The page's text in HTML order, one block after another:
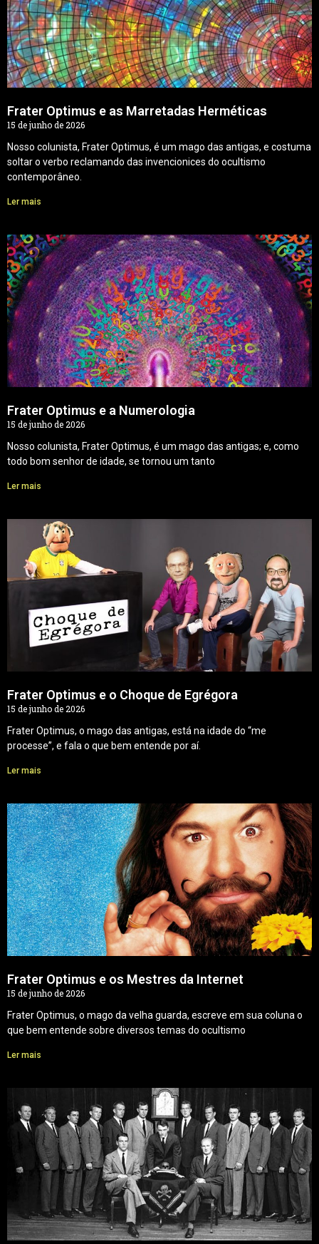
Frater Optimus e as Marretadas Herméticas
15 de junho de 2026
Nosso colunista, Frater Optimus, é um mago das antigas, e costuma
soltar o verbo reclamando das invencionices do ocultismo
contemporâneo.
Ler mais
Frater Optimus e a Numerologia
15 de junho de 2026
Nosso colunista, Frater Optimus, é um mago das antigas; e, como
todo bom senhor de idade, se tornou um tanto
Ler mais
Frater Optimus e o Choque de Egrégora
15 de junho de 2026
Frater Optimus, o mago das antigas, está na idade do “me
processe”, e fala o que bem entende por aí.
Ler mais
Frater Optimus e os Mestres da Internet
15 de junho de 2026
Frater Optimus, o mago da velha guarda, escreve em sua coluna o
que bem entende sobre diversos temas do ocultismo
Ler mais